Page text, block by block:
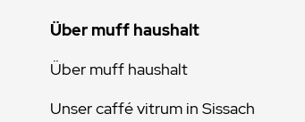
Über muff haushalt
Über muff haushalt
Unser caffé vitrum in Sissach